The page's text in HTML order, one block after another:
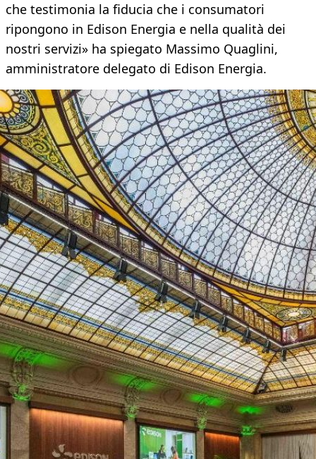
che testimonia la fiducia che i consumatori
ripongono in Edison Energia e nella qualità dei
nostri servizi» ha spiegato Massimo Quaglini,
amministratore delegato di Edison Energia.